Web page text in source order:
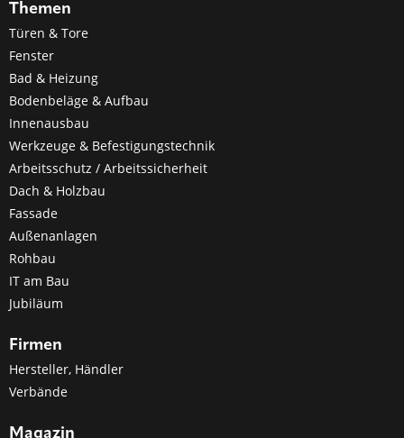
Themen
Türen & Tore
Fenster
Bad & Heizung
Bodenbeläge & Aufbau
Innenausbau
Werkzeuge & Befestigungstechnik
Arbeitsschutz / Arbeitssicherheit
Dach & Holzbau
Fassade
Außenanlagen
Rohbau
IT am Bau
Jubiläum
Firmen
Hersteller, Händler
Verbände
Magazin